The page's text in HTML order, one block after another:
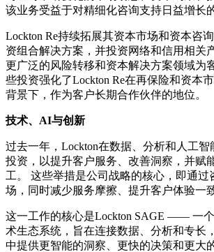
该业务受益于对精细化咨询支持日益增长
Lockton Re持续拓展其资本市场和资本咨
资组合解决方案，并投资网络和信用相关
更广泛的风险转移和资本解决方案领域为
些投资强化了Lockton Re在再保险和资本
背景下，作为客户长期合作伙伴的地位。
技术、AI与创新
过去一年，Lockton在数据、分析和人工智
投资，以提升客户服务、改善洞察，并赋
工。 这些举措是公司战略的核心，即通过
场，同时减少服务摩擦、提升客户体验一
这一工作的核心是Lockton SAGE —— 一
术生态系统，旨在连接数据、分析和专长
中提供更智能的洞察、更快的决策和更大